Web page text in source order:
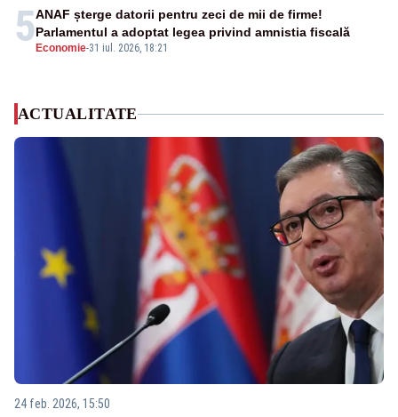
5 Economie-31 iul. 2026, 18:21
ANAF șterge datorii pentru zeci de mii de firme!
Parlamentul a adoptat legea privind amnistia fiscală
ACTUALITATE
24 feb. 2026, 15:50